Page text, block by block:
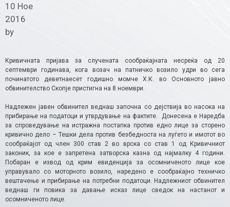
10 Ное
2016
by
Кривичната пријава за случената сообраќајната несреќа од 20
септември годинава, кога возач на патничко возило удри во сега
починатото деветнаесет годишно момче Х.К. во Основното јавно
обвинителство Скопје пристигна на 8 ноември.
Надлежен јавен обвинител веднаш започна со дејствија во насока на
прибирање на податоци и утврдување на фактите. Донесена е Наредба
за спроведување на истражна постапка против едно лице за сторено
кривично дело – Тешки дела против безбедноста на луѓето и имотот во
сообраќајот од член 300 став 2 во врска со став 1 од Кривичниот
законик, за кое е запретена затворска казна од најмалку 4 години.
Побаран е извод од крим евиденција за осомниченото лице кое
управувало со моторното возило, наредено е сообраќајно техничко
вештачење и прибирање на потребни податоци. Надлежниот обвинител
веднаш ги повика за давање исказ лице сведок на настанот и
осомниченото лице.